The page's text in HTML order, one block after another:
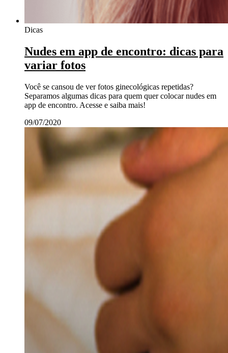
Dicas
Nudes em app de encontro: dicas para
variar fotos
Você se cansou de ver fotos ginecológicas repetidas?
Separamos algumas dicas para quem quer colocar nudes em
app de encontro. Acesse e saiba mais!
09/07/2020